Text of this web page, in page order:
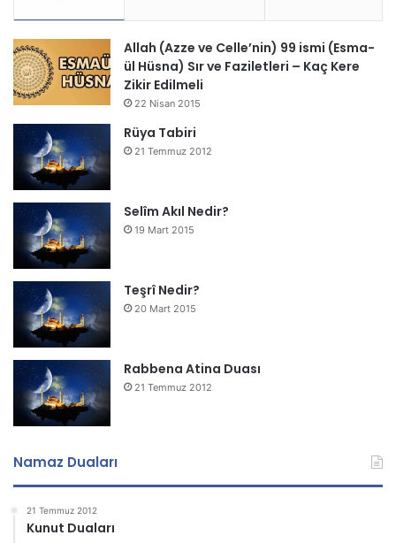
Allah (Azze ve Celle’nin) 99 ismi (Esma-
ül Hüsna) Sır ve Faziletleri – Kaç Kere
Zikir Edilmeli
22 Nisan 2015
Rüya Tabiri
21 Temmuz 2012
Selîm Akıl Nedir?
19 Mart 2015
Teşrî Nedir?
20 Mart 2015
Rabbena Atina Duası
21 Temmuz 2012
Namaz Duaları
21 Temmuz 2012
Kunut Duaları